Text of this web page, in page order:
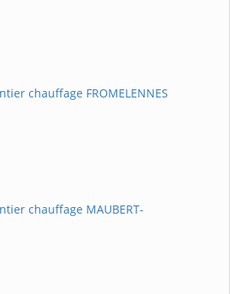
chauffage FROMELENNES
chauffage MAUBERT-